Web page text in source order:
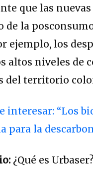
que las
de la
ejemplo, los
altos niveles de
del territorio
interesar: “Los
para la
¿Qué es